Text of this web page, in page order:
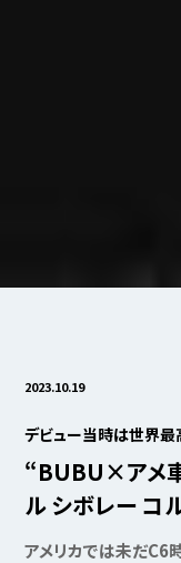
2023.10.19
デビュー当時は世界
“BUBU×アメ
ル シボレー コ
アメリカでは未だ